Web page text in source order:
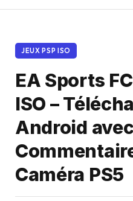
JEUX PSP ISO
EA Sports
ISO –
Android avec
Caméra PS5